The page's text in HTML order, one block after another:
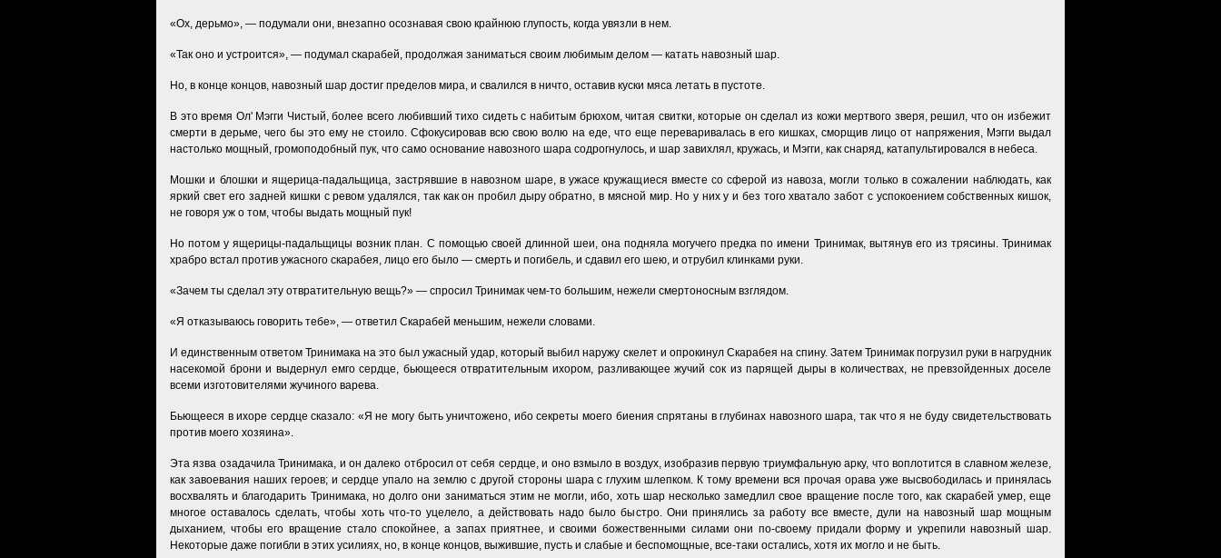
«Ох, дерьмо», — подумали они, внезапно осознавая свою крайнюю глупость, когда увязли в нем.
«Так оно и устроится», — подумал скарабей, продолжая заниматься своим любимым делом — катать навозный шар.
Но, в конце концов, навозный шар достиг пределов мира, и свалился в ничто, оставив куски мяса летать в пустоте.
В это время Ол' Мэгги Чистый, более всего любивший тихо сидеть с набитым брюхом, читая свитки, которые он сделал из кожи мертвого зверя, решил, что он избежит
смерти в дерьме, чего бы это ему не стоило. Сфокусировав всю свою волю на еде, что еще переваривалась в его кишках, сморщив лицо от напряжения, Мэгги выдал
настолько мощный, громоподобный пук, что само основание навозного шара содрогнулось, и шар завихлял, кружась, и Мэгги, как снаряд, катапультировался в небеса.
Мошки и блошки и ящерица-падальщица, застрявшие в навозном шаре, в ужасе кружащиеся вместе со сферой из навоза, могли только в сожалении наблюдать, как
яркий свет его задней кишки с ревом удалялся, так как он пробил дыру обратно, в мясной мир. Но у них у и без того хватало забот с успокоением собственных кишок,
не говоря уж о том, чтобы выдать мощный пук!
Но потом у ящерицы-падальщицы возник план. С помощью своей длинной шеи, она подняла могучего предка по имени Тринимак, вытянув его из трясины. Тринимак
храбро встал против ужасного скарабея, лицо его было — смерть и погибель, и сдавил его шею, и отрубил клинками руки.
«Зачем ты сделал эту отвратительную вещь?» — спросил Тринимак чем-то большим, нежели смертоносным взглядом.
«Я отказываюсь говорить тебе», — ответил Скарабей меньшим, нежели словами.
И единственным ответом Тринимака на это был ужасный удар, который выбил наружу скелет и опрокинул Скарабея на спину. Затем Тринимак погрузил руки в нагрудник
насекомой брони и выдернул емго сердце, бьющееся отвратительным ихором, разливающее жучий сок из парящей дыры в количествах, не превзойденных доселе
всеми изготовителями жучиного варева.
Бьющееся в ихоре сердце сказало: «Я не могу быть уничтожено, ибо секреты моего биения спрятаны в глубинах навозного шара, так что я не буду свидетельствовать
против моего хозяина».
Эта язва озадачила Тринимака, и он далеко отбросил от себя сердце, и оно взмыло в воздух, изобразив первую триумфальную арку, что воплотится в славном железе,
как завоевания наших героев; и сердце упало на землю с другой стороны шара с глухим шлепком. К тому времени вся прочая орава уже высвободилась и принялась
восхвалять и благодарить Тринимака, но долго они заниматься этим не могли, ибо, хоть шар несколько замедлил свое вращение после того, как скарабей умер, еще
многое оставалось сделать, чтобы хоть что-то уцелело, а действовать надо было быстро. Они принялись за работу все вместе, дули на навозный шар мощным
дыханием, чтобы его вращение стало спокойнее, а запах приятнее, и своими божественными силами они по-своему придали форму и укрепили навозный шар.
Некоторые даже погибли в этих усилиях, но, в конце концов, выжившие, пусть и слабые и беспомощные, все-таки остались, хотя их могло и не быть.